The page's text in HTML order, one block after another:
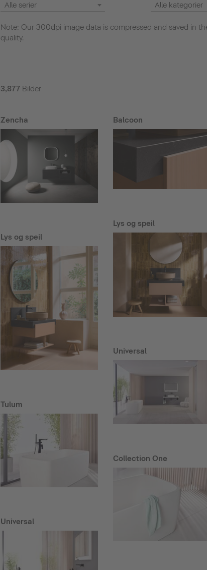
Alle serier Alle kategorier
Note: Our 300dpi image data is compressed and saved in
quality.
3,877 Bilder
Zencha
Lys og speil
Tulum
Universal
Balcoon
Lys og speil
Universal
Collection One